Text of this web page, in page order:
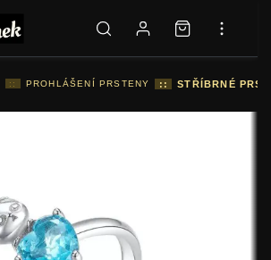
:: PROHLÁŠENÍ PRSTENY :: STŘÍBRNÉ